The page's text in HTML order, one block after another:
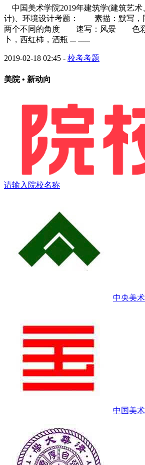
中国美术学院2019年建筑学(建筑艺术
计)、环境设计考题： 素描：默写，
两个不同的角度 速写：风景 色彩
卜，西红柿，酒瓶 ... ......
2019-02-18 02:45 - 校考考题
美院 • 新动向
请输入院校名称
中央美
中国美